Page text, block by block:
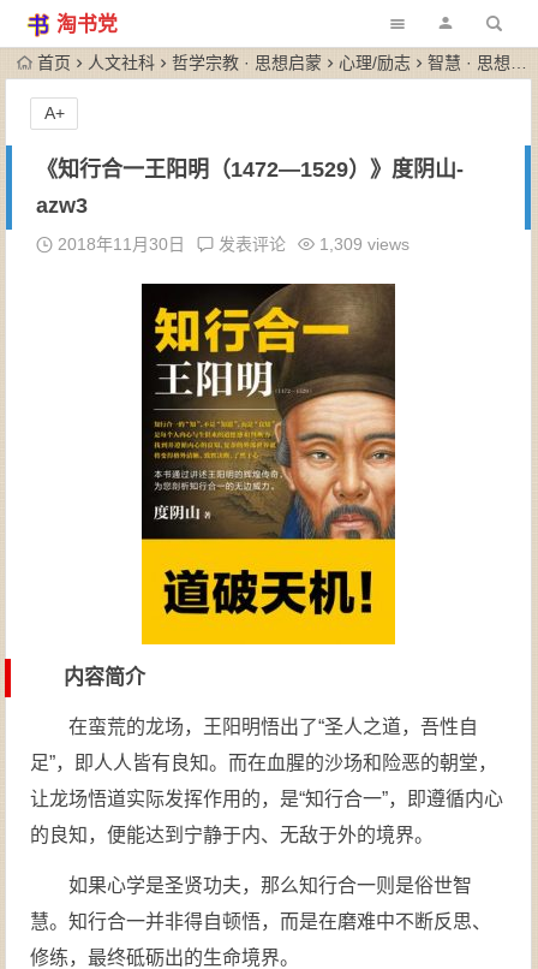
淘书党
首页 人文社科 哲学宗教 · 思想启蒙 心理/励志 智慧 · 思想
《知行合一王阳明（1472—1529）》度阴山-
azw3
2018年11月30日 发表评论 1,309 views
内容简介
在蛮荒的龙场，王阳明悟出了“圣人之道，吾性自
足”，即人人皆有良知。而在血腥的沙场和险恶的朝堂，
让龙场悟道实际发挥作用的，是“知行合一”，即遵循内心
的良知，便能达到宁静于内、无敌于外的境界。
如果心学是圣贤功夫，那么知行合一则是俗世智
慧。知行合一并非得自顿悟，而是在磨难中不断反思、
修练，最终砥砺出的生命境界。
A+